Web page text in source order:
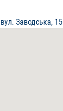
Заводська, 15